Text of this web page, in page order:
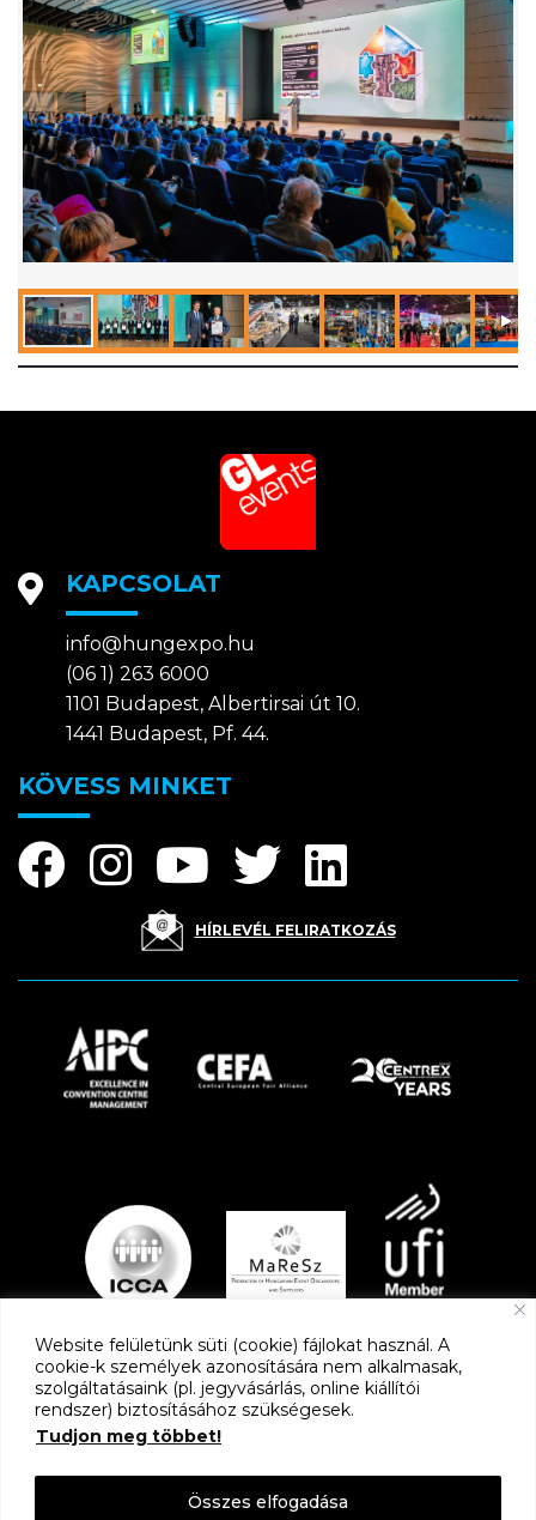
Website felületünk süti (cookie) fájlokat használ. A
cookie-k személyek azonosítására nem alkalmasak,
szolgáltatásaink (pl. jegyvásárlás, online kiállítói
rendszer) biztosításához szükségesek.
Tudjon meg többet!
Összes elfogadása
KAPCSOLAT
info@hungexpo.hu
(06 1) 263 6000
1101 Budapest, Albertirsai út 10.
1441 Budapest, Pf. 44.
KÖVESS MINKET
HÍRLEVÉL FELIRATKOZÁS
PARTNEREK